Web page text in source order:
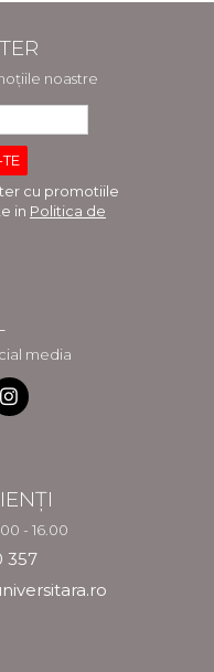
noastre
cu promotiile
in Politica de
media
- 16.00
357